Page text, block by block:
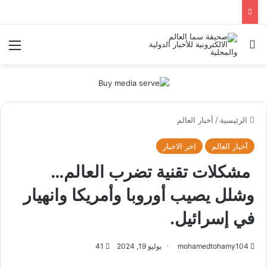
بحث عن
الرئيسية / أخبار العالم
أخبار العالم اخر الاخبار
مشكلات تقنية تضرب العالم…
وشلل يصيب أوروبا وأمريكا وانهيار
في إسرائيل.
mohamedtohamy104 يوليو 19, 2024 41